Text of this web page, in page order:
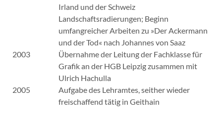
Irland und der Schweiz
Landschaftsradierungen; Beginn
umfangreicher Arbeiten zu »Der Ackermann
und der Tod« nach Johannes von Saaz
2003
Übernahme der Leitung der Fachklasse für
Grafik an der HGB Leipzig zusammen mit
Ulrich Hachulla
2005
Aufgabe des Lehramtes, seither wieder
freischaffend tätig in Geithain